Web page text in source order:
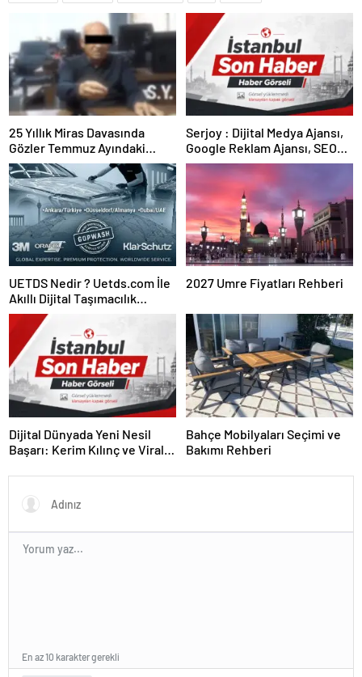
25 Yıllık Miras Davasında
Gözler Temmuz Ayındaki
Karar Duruşmasına Çevrildi
Serjoy : Dijital Medya Ajansı,
Google Reklam Ajansı, SEO
Ajansı ve Web Tasarım Ajansı
UETDS Nedir ? Uetds.com İle
Akıllı Dijital Taşımacılık
Yazılımı
2027 Umre Fiyatları Rehberi
Dijital Dünyada Yeni Nesil
Başarı: Kerim Kılınç ve Viral
Bahçe Mobilyaları Seçimi ve
Bakımı Rehberi
En az 10 karakter gerekli